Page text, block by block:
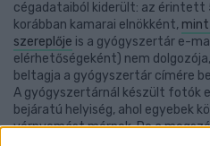
cégadataiból kiderült: az érintett
korábban kamarai elnökként, mint
szereplője is a gyógyszertár e-
elérhetőségeként) nem
beltagja a gyógyszertár címére
A gyógyszertárnál készült fotók
bejáratú helyiség, ahol egyebek
vérnyomást mérnek. De a